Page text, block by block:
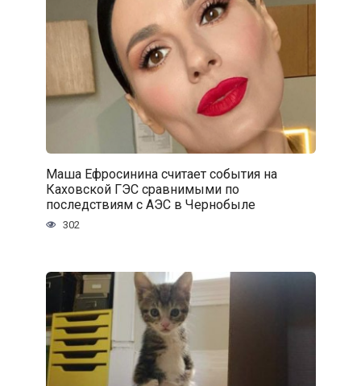
Маша Ефросинина считает события на
Каховской ГЭС сравнимыми по
последствиям с АЭС в Чернобыле
302